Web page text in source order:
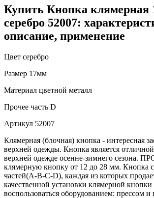
Купить Кнопка клямерная
серебро 52007:
описание, применение
Цвет серебро
Размер 17мм
Материал цветной металл
Прочее часть D
Артикул 52007
Клямерная (блочная) кнопка - интересная
верхней одежды. Кнопка является
верхней одежде осенне-зимнего сезона.
клямерную кнопку от 12 до 28 мм. Кнопка
частей(А-В-С-D), каждая из которых
качественной установки клямерной
воспользоваться оборудованием: прессом